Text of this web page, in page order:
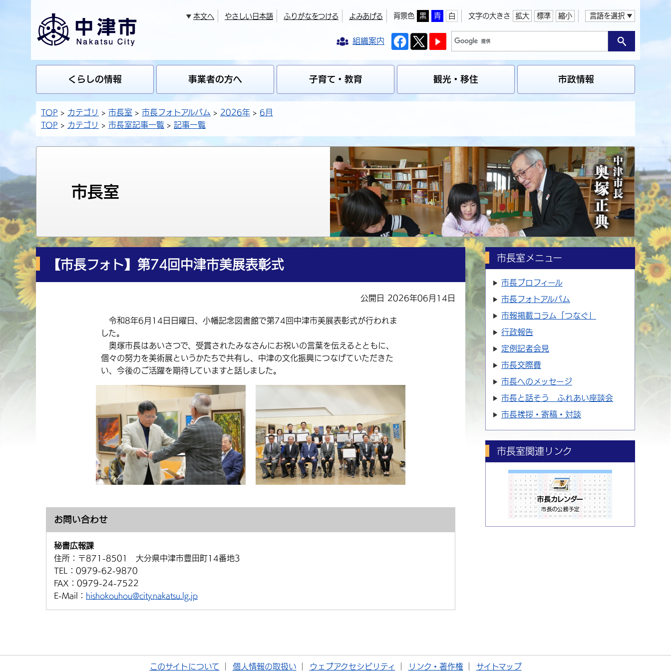
本文へ やさしい日本語 ふりがなをつける よみあげる 背景色 黒 青 白 文字の大きさ 拡大 標準 縮小 言語を選択
組織案内
くらしの情報 事業者の方へ 子育て・教育 観光・移住 市政情報
TOP カテゴリ 市長室 市長フォトアルバム 2026年
6月
TOP
カテゴリ 市長室記事一覧 記事一覧
市長室
【市長フォト】第74回中津市美展表彰式
公開日 2026年06月14日
令和8年6月14日日曜日、小幡記念図書館で第74回中津市美展表彰式が行われま
した。
奥塚市長はあいさつで、受賞されたみなさんにお祝いの言葉を伝えるとともに、
個々の努力を美術展というかたちで共有し、中津の文化振興につなげていただきた
い、今後のご活躍を期待していますと話しました。
お問い合わせ
秘書広報課
住所： 〒871-8501 大分県中津市豊田町14番地3
TEL： 0979-62-9870
FAX： 0979-24-7522
E-Mail： hishokouhou@city.nakatsu.lg.jp
市長室メニュー
市長プロフィール
市長フォトアルバム
市報掲載コラム「つなぐ」
行政報告
定例記者会見
市長交際費
市長へのメッセージ
市長と話そう ふれあい座談会
市長挨拶・寄稿・対談
市長室関連リンク
このサイトについて 個人情報の取扱い ウェブアクセシビリティ リンク・著作権 サイトマップ